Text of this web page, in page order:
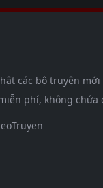
các bộ truyện
phí, không